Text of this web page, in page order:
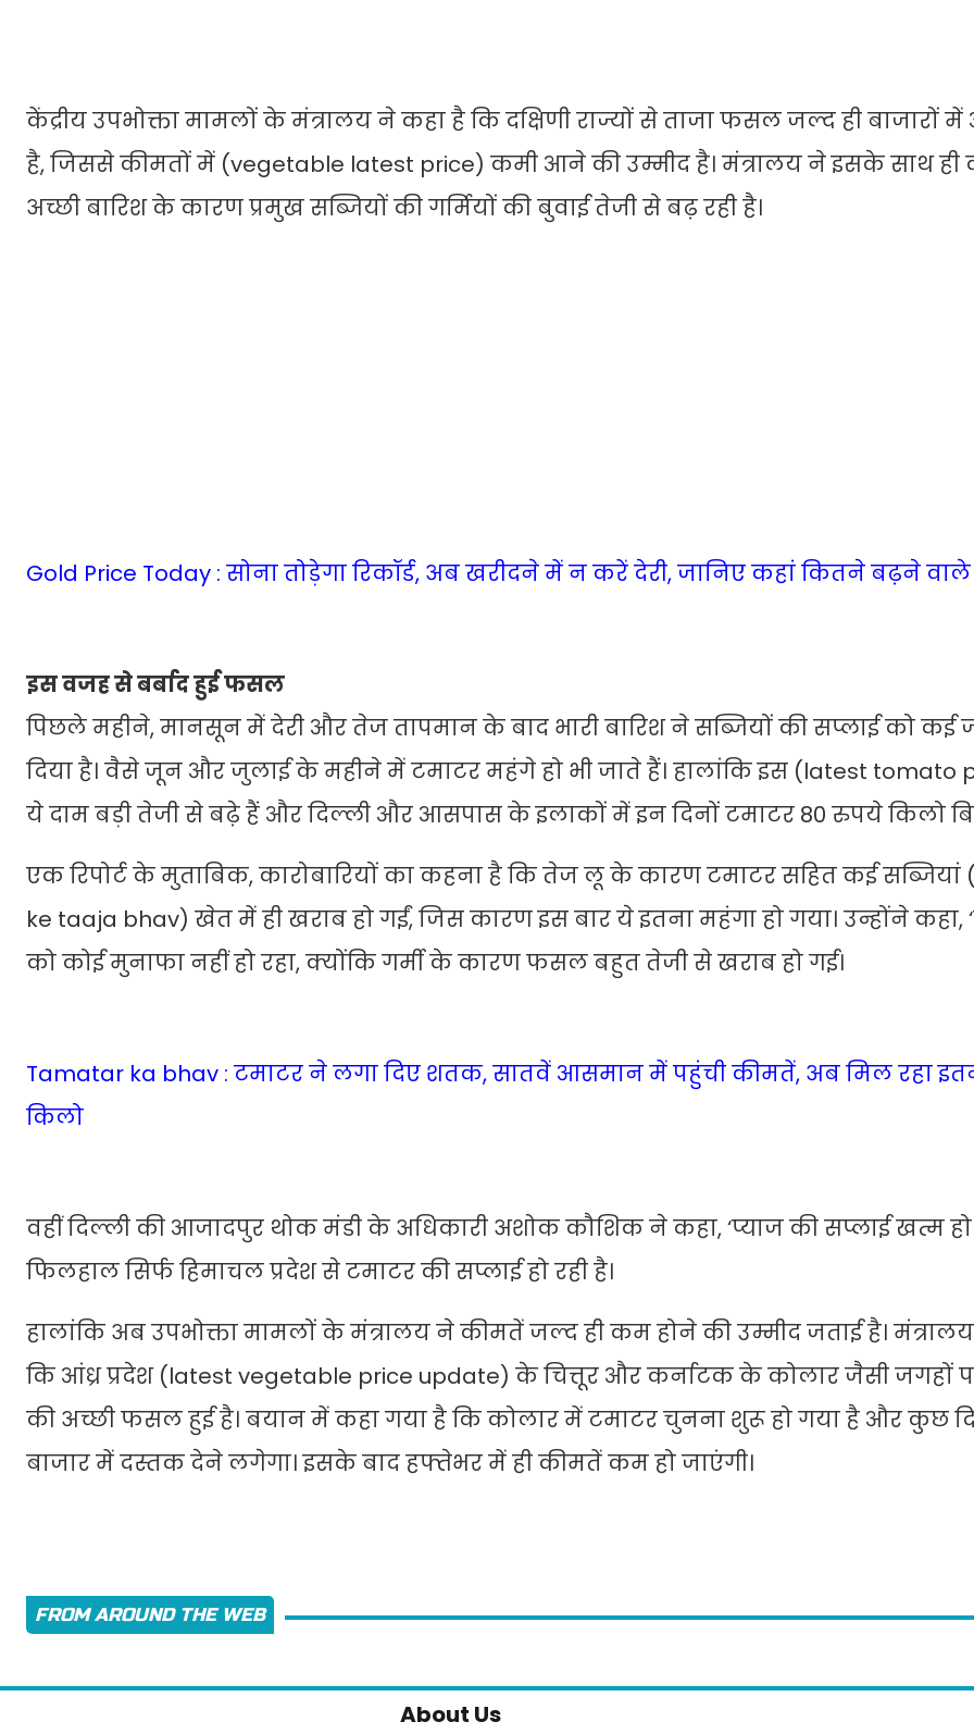
केंद्रीय उपभोक्ता मामलों के मंत्रालय ने कहा है कि दक्षिणी राज्यों से ताजा फसल जल्द ही बाजारों
है, जिससे कीमतों में (vegetable latest price) कमी आने की उम्मीद है। मंत्रालय ने इसके साथ ही
अच्छी बारिश के कारण प्रमुख सब्जियों की गर्मियों की बुवाई तेजी से बढ़ रही है।
Gold Price Today : सोना तोड़ेगा रिकॉर्ड, अब खरीदने में न करें देरी, जानिए कहां कितने बढ़ने
इस वजह से बर्बाद हुई फसल
पिछले महीने, मानसून में देरी और तेज तापमान के बाद भारी बारिश ने सब्जियों की सप्लाई को कई
दिया है। वैसे जून और जुलाई के महीने में टमाटर महंगे हो भी जाते हैं। हालांकि इस (latest tomato
ये दाम बड़ी तेजी से बढ़े हैं और दिल्ली और आसपास के इलाकों में इन दिनों टमाटर 80 रुपये किलो
एक रिपोर्ट के मुताबिक, कारोबारियों का कहना है कि तेज लू के कारण टमाटर सहित कई सब्जियां
ke taaja bhav) खेत में ही खराब हो गईं, जिस कारण इस बार ये इतना महंगा हो गया। उन्होंने कहा,
को कोई मुनाफा नहीं हो रहा, क्योंकि गर्मी के कारण फसल बहुत तेजी से खराब हो गई।
Tamatar ka bhav : टमाटर ने लगा दिए शतक, सातवें आसमान में पहुंची कीमतें, अब मिल रहा
किलो
वहीं दिल्ली की आजादपुर थोक मंडी के अधिकारी अशोक कौशिक ने कहा, ‘प्याज की सप्लाई खत्म
फिलहाल सिर्फ हिमाचल प्रदेश से टमाटर की सप्लाई हो रही है।
हालांकि अब उपभोक्ता मामलों के मंत्रालय ने कीमतें जल्द ही कम होने की उम्मीद जताई है।
कि आंध्र प्रदेश (latest vegetable price update) के चित्तूर और कर्नाटक के कोलार जैसी जगहों
की अच्छी फसल हुई है। बयान में कहा गया है कि कोलार में टमाटर चुनना शुरू हो गया है और कुछ
बाजार में दस्तक देने लगेगा। इसके बाद हफ्तेभर में ही कीमतें कम हो जाएंगी।
FROM AROUND THE WEB
About Us